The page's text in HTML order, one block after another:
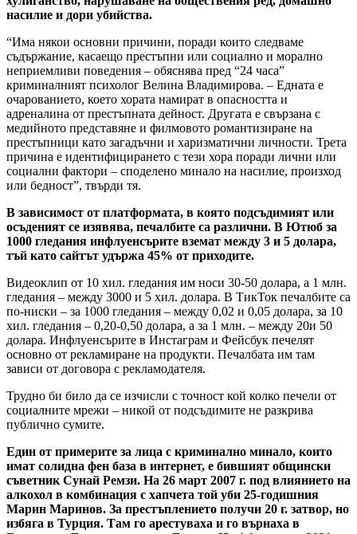
насилие и дори убийства.
“Има някои основни причини, поради които следваме
съдържание, касаещо престъпни или социално и морално
неприемливи поведения – обяснява пред “24 часа”
криминалният психолог Велина Владимирова. – Едната е
очарованието, което хората намират в опасността и
адреналина от престъпната дейност. Другата е свързана с
медийното представяне и филмовото романтизиране на
престъпници като загадъчни и харизматични личности. Трета
причина е идентифицирането с тези хора поради лични или
социални фактори – споделено минало на насилие, произход
или бедност”, твърди тя.
В зависимост от платформата, в която подсъдимият или
осъденият се изявява, печалбите са различни. В Ютюб за
1000 гледания инфлуенсърите вземат между 3 и 5 долара,
тъй като сайтът удържа 45% от приходите.
Видеоклип от 10 хил. гледания им носи 30-50 долара, а 1 млн.
гледания – между 3000 и 5 хил. долара. В ТикТок печалбите са
по-ниски – за 1000 гледания – между 0,02 и 0,05 долара, за 10
хил. гледания – 0,20-0,50 долара, а за 1 млн. – между 20и 50
долара. Инфлуенсърите в Инстаграм и Фейсбук печелят
основно от рекламиране на продукти. Печалбата им там
зависи от договора с рекламодателя.
Трудно би било да се изчисли с точност кой колко печели от
социалните мрежи – никой от подсъдимите не разкрива
публично сумите.
Един от примерите за лица с криминално минало, които
имат солидна фен база в интернет, е бившият общински
съветник Сунай Ремзи. На 26 март 2007 г. под влиянието на
алкохол в комбинация с хапчета той уби 25-годишния
Марин Маринов. За престъплението получи 20 г. затвор, но
избяга в Турция. Там го арестуваха и го върнаха в